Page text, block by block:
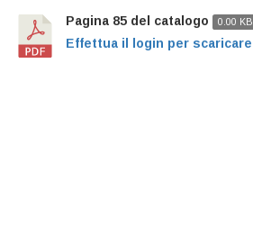
Pagina 85 del catalogo 0.00 KB
Effettua il login per scaricare